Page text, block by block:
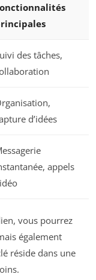
des tâches,
d’idées
appels
vous pourrez
également
réside dans une